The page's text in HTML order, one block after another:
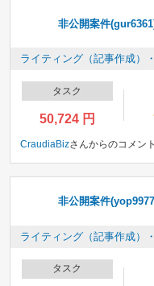
非公開案件
ライティング（記事作成）
タスク
50,724 円
CraudiaBizさんからのコメン
非公開案件
ライティング（記事作成）
タスク